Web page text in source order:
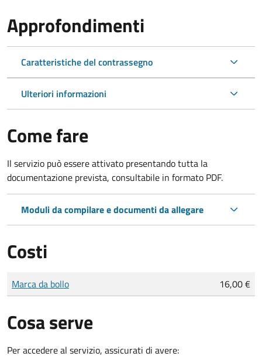
Approfondimenti
Caratteristiche del contrassegno
Ulteriori informazioni
Come fare
Il servizio può essere attivato presentando tutta la
documentazione prevista, consultabile in formato PDF.
Moduli da compilare e documenti da allegare
Costi
Tipo di pagamento
Importo
Marca da bollo 16,00 €
Cosa serve
Per accedere al servizio, assicurati di avere: